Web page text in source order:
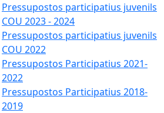
Pressupostos participatius juvenils
COU 2023 - 2024
Pressupostos participatius juvenils
COU 2022
Pressupostos Participatius 2021-
2022
Pressupostos Participatius 2018-
2019